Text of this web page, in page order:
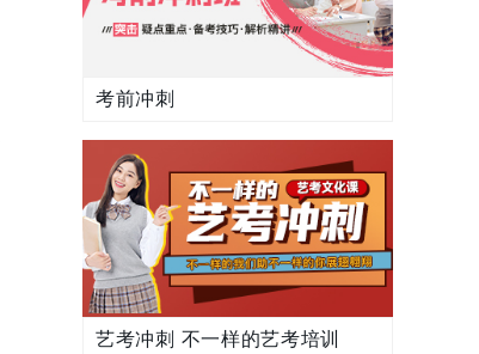
考前冲刺
艺考冲刺 不一样的艺考培训